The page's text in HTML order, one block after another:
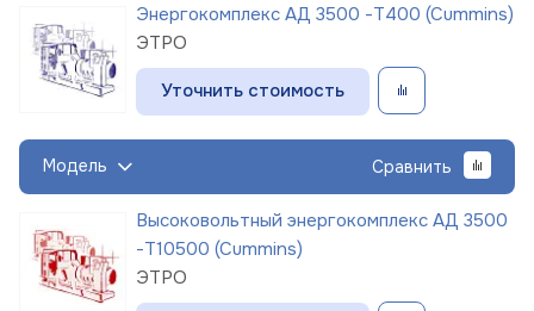
Энергокомплекс АД 3500 -Т400 (Cummins)
ЭТРО
Уточнить стоимость
Модель Сравнить
Высоковольтный энергокомплекс АД 3500
-Т10500 (Cummins)
ЭТРО